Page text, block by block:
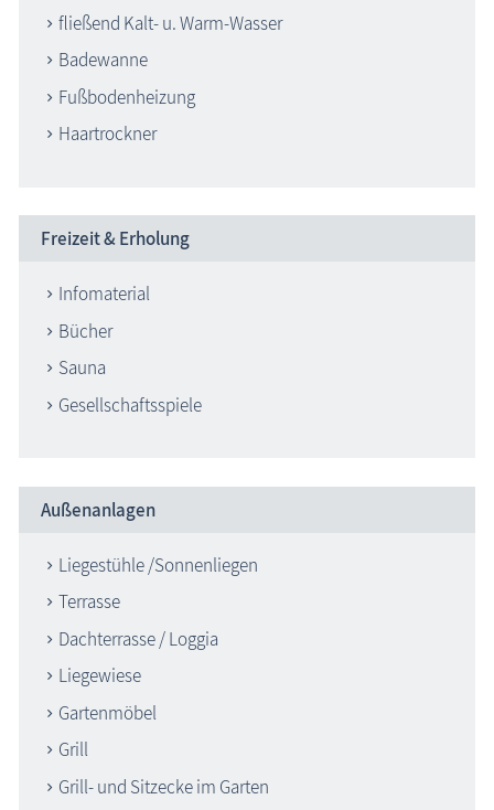
fließend Kalt- u. Warm-Wasser
Badewanne
Fußbodenheizung
Haartrockner
Freizeit & Erholung
Infomaterial
Bücher
Sauna
Gesellschaftsspiele
Außenanlagen
Liegestühle /Sonnenliegen
Terrasse
Dachterrasse / Loggia
Liegewiese
Gartenmöbel
Grill
Grill- und Sitzecke im Garten